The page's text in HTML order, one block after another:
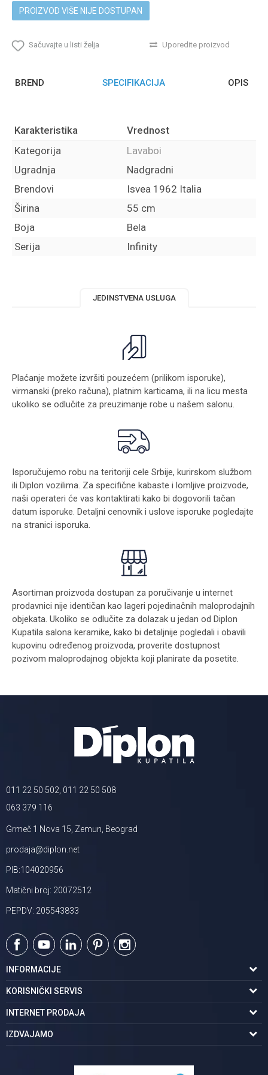
PROIZVOD VIŠE NIJE DOSTUPAN
Sačuvajte u listi želja Uporedite proizvod
BREND SPECIFIKACIJA OPIS
Karakteristika
Vrednost
Kategorija
Lavaboi
Ugradnja
Nadgradni
Brendovi
Isvea 1962 Italia
Širina
55 cm
Boja
Bela
Serija
Infinity
JEDINSTVENA USLUGA
Plaćanje možete izvršiti pouzećem (prilikom isporuke),
virmanski (preko računa), platnim karticama, ili na licu mesta
ukoliko se odlučite za preuzimanje robe u našem salonu.
Isporučujemo robu na teritoriji cele Srbije, kurirskom službom
ili Diplon vozilima. Za specifične kabaste i lomljive proizvode,
naši operateri će vas kontaktirati kako bi dogovorili tačan
datum isporuke. Detaljni cenovnik i uslove isporuke pogledajte
na stranici isporuka.
Asortiman proizvoda dostupan za poručivanje u internet
prodavnici nije identičan kao lageri pojedinačnih maloprodajnih
objekata. Ukoliko se odlučite za dolazak u jedan od Diplon
Kupatila salona keramike, kako bi detaljnije pogledali i obavili
kupovinu određenog proizvoda, proverite dostupnost
pozivom maloprodajnog objekta koji planirate da posetite.
011 22 50 502, 011 22 50 508
063 379 116
Grmeč 1 Nova 15, Zemun, Beograd
prodaja@diplon.net
PIB:104020956
Matični broj: 20072512
PEPDV: 205543833
INFORMACIJE
O nama
Podaci o trgovcu
Karijera | postani deo tima
KORISNIČKI SERVIS
Uslovi korišćenja
Politika privatnosti
INTERNET PRODAJA
Kako kupiti
IZDVAJAMO
Pločice za kupatilo